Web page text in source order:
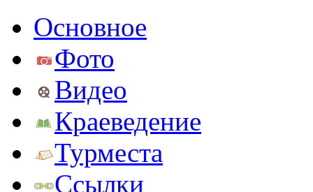
Основное
Фото
Видео
Краеведение
Турместа
Ссылки